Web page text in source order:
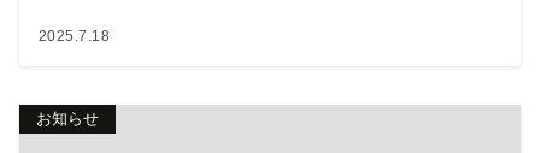
2025.7.18
お知らせ